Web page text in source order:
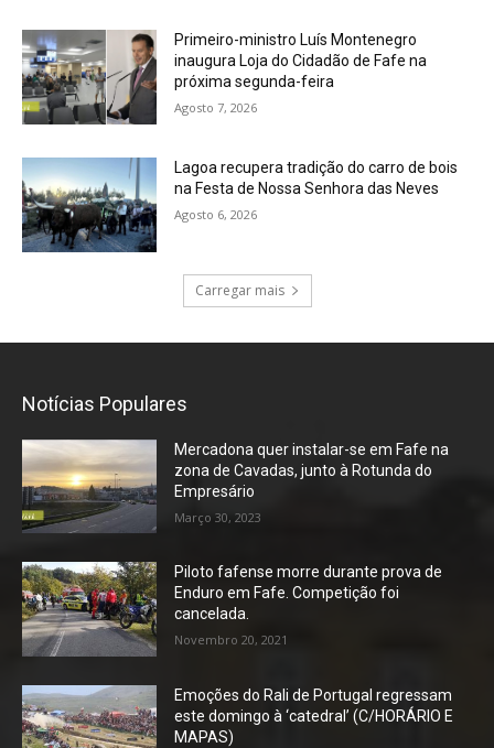
Primeiro-ministro Luís Montenegro
inaugura Loja do Cidadão de Fafe na
próxima segunda-feira
Agosto 7, 2026
Lagoa recupera tradição do carro de bois
na Festa de Nossa Senhora das Neves
Agosto 6, 2026
Carregar mais
Notícias Populares
Mercadona quer instalar-se em Fafe na
zona de Cavadas, junto à Rotunda do
Empresário
Março 30, 2023
Piloto fafense morre durante prova de
Enduro em Fafe. Competição foi
cancelada.
Novembro 20, 2021
Emoções do Rali de Portugal regressam
este domingo à ‘catedral’ (C/HORÁRIO E
MAPAS)